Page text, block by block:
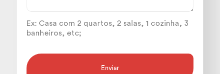
Ex: Casa com 2 quartos, 2 salas, 1 cozinha, 3
banheiros, etc;